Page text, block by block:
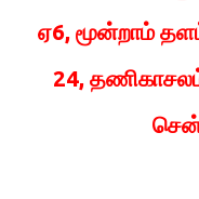
ஏ6, மூன்றாம்
24,